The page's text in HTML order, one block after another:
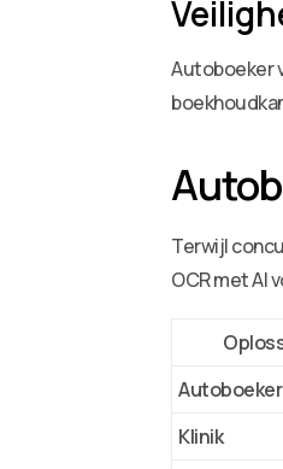
Autoboeker
Terwijl
OCR met AI
Autoboeker
Klinik